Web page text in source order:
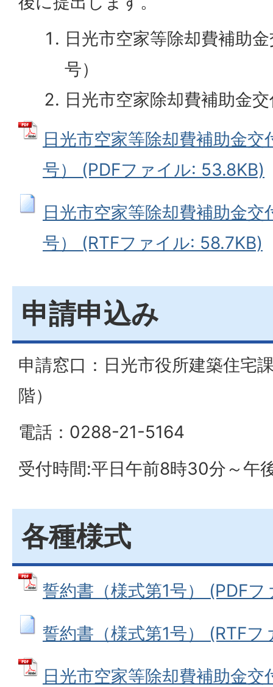
日光市空家等除却費補助
号）
日光市空家除却費補助金
日光市空家等除却費補助金交
号） (PDFファイル: 53.8KB)
日光市空家等除却費補助金交
号） (RTFファイル: 58.7KB)
申請申込み
申請窓口：日光市役所建築住宅
階）
電話：0288-21-5164
受付時間:平日午前8時30分～午
各種様式
誓約書（様式第1号） (PDF
誓約書（様式第1号） (RTF
日光市空家等除却費補助金